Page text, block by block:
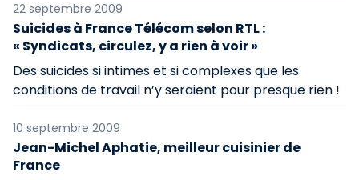
22 septembre 2009
Suicides à France Télécom selon RTL :
« Syndicats, circulez, y a rien à voir »
Des suicides si intimes et si complexes que les
conditions de travail n’y seraient pour presque rien !
10 septembre 2009
Jean-Michel Aphatie, meilleur cuisinier de
France